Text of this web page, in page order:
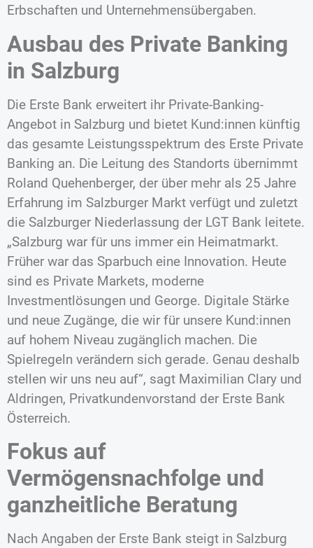
Erbschaften und Unternehmensübergaben.
Ausbau des Private Banking
in Salzburg
Die Erste Bank erweitert ihr Private-Banking-
Angebot in Salzburg und bietet Kund:innen künftig
das gesamte Leistungsspektrum des Erste Private
Banking an. Die Leitung des Standorts übernimmt
Roland Quehenberger, der über mehr als 25 Jahre
Erfahrung im Salzburger Markt verfügt und zuletzt
die Salzburger Niederlassung der LGT Bank leitete.
„Salzburg war für uns immer ein Heimatmarkt.
Früher war das Sparbuch eine Innovation. Heute
sind es Private Markets, moderne
Investmentlösungen und George. Digitale Stärke
und neue Zugänge, die wir für unsere Kund:innen
auf hohem Niveau zugänglich machen. Die
Spielregeln verändern sich gerade. Genau deshalb
stellen wir uns neu auf“, sagt Maximilian Clary und
Aldringen, Privatkundenvorstand der Erste Bank
Österreich.
Fokus auf
Vermögensnachfolge und
ganzheitliche Beratung
Nach Angaben der Erste Bank steigt in Salzburg